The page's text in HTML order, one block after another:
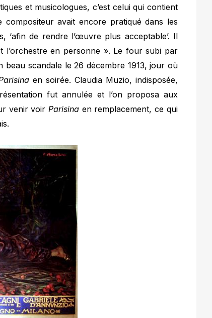
et musicologues, c’est celui qui contient
avait encore pratiqué dans les
de rendre l’œuvre plus acceptable’. Il
l’orchestre en personne ». Le four subi par
beau scandale le 26 décembre 1913, jour où
en soirée. Claudia Muzio, indisposée,
fut annulée et l’on proposa aux
venir voir Parisinaen remplacement, ce qui